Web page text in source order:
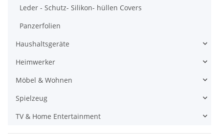
Leder - Schutz- Silikon- hüllen Covers
Panzerfolien
Haushaltsgeräte
Heimwerker
Möbel & Wohnen
Spielzeug
TV & Home Entertainment